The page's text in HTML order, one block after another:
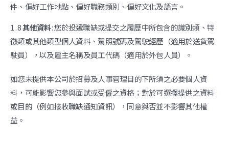
件、偏好工作地點、偏好職務類別、偏好文化及語言。
1 . 8其他資料: 您於投遞職缺或提交之履歷中所包含的識別類、特
徵類或其他類型個人資料、駕照號碼及駕駛經歷（適用於送貨駕
駛員），以及雇主名稱及員工代碼（適用於外包人員）。
如您未提供本公司於招募及人事管理目的下所須之必要個人資
料，可能影響您參與面試或受僱之資格；對於可選擇提供之資料
或目的（例如接收職缺通知資訊），同意與否並不影響其他權
益。